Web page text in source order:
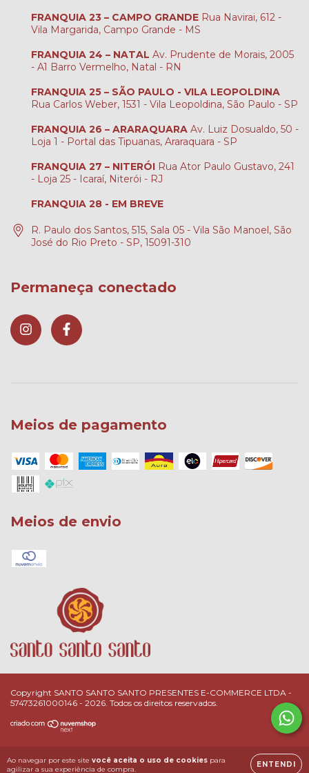
Ao navegar por este site você aceita o uso de cookies para
agilizar a sua experiência de compra.
ENTENDI
FRANQUIA 23 – CAMPO GRANDE Rua Navirai, 612 -
Vila Margarida, Campo Grande - MS
FRANQUIA 24 – NATAL Av. Prudente de Morais, 2005
- A1 Barro Vermelho, Natal - RN
FRANQUIA 25 – SÃO PAULO - VILA LEOPOLDINA
Rua Carlos Weber, 1531 - Vila Leopoldina, São Paulo - SP
FRANQUIA 26 – ARARAQUARA Av. Luiz Dosualdo, 50 -
Loja 1 - Portal das Tipuanas, Araraquara - SP
FRANQUIA 27 – NITERÓI Rua Ator Paulo Gustavo, 241
- Loja 25 - Icaraí, Niterói - RJ
FRANQUIA 28 - EM BREVE
R. Paulo dos Santos, 515, Sala 05 - Vila São Manoel, São
José do Rio Preto - SP, 15091-310
Permaneça conectado
Meios de pagamento
Meios de envio
Copyright SANTO SANTO SANTO PRESENTES E-COMMERCE LTDA -
57473261000146 - 2026. Todos os direitos reservados.